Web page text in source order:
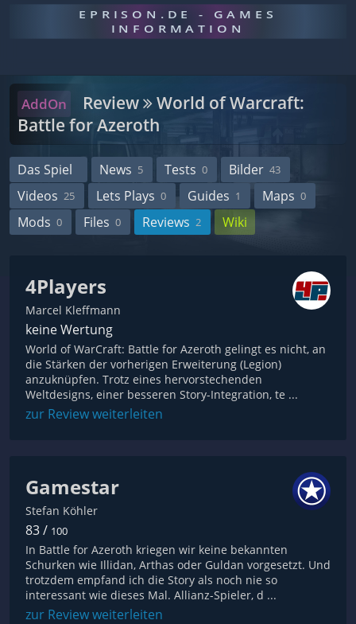
EPRISON.DE - GAMES
INFORMATION
AddOn Review
World of Warcraft:
Battle for Azeroth
Das Spiel News 5 Tests 0 Bilder 43
Videos 25 Lets Plays 0 Guides 1 Maps 0
Mods 0 Files 0 Reviews 2 Wiki
4Players
Marcel Kleffmann
keine Wertung
World of WarCraft: Battle for Azeroth gelingt es nicht, an
die Stärken der vorherigen Erweiterung (Legion)
anzuknüpfen. Trotz eines hervorstechenden
Weltdesigns, einer besseren Story-Integration, te ...
zur Review weiterleiten
Gamestar
Stefan Köhler
83 / 100
In Battle for Azeroth kriegen wir keine bekannten
Schurken wie Illidan, Arthas oder Guldan vorgesetzt. Und
trotzdem empfand ich die Story als noch nie so
interessant wie dieses Mal. Allianz-Spieler, d ...
zur Review weiterleiten